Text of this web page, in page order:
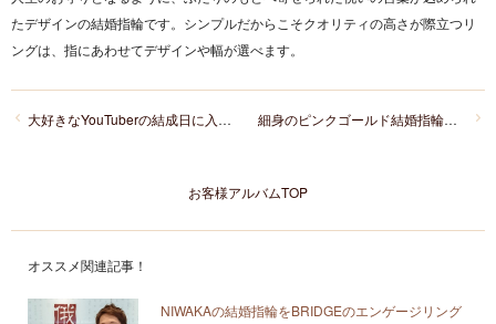
たデザインの結婚指輪です。シンプルだからこそクオリティの高さが際立つリ
ングは、指にあわせてデザインや幅が選べます。
細身のピンクゴールド結婚指輪を探して”ロゼット”にたどり着いたおふたり
大好きなYouTuberの結成日に入籍されたおふたりの結婚指輪はLUCIE
お客様アルバムTOP
オススメ関連記事！
NIWAKAの結婚指輪をBRIDGEのエンゲージリング